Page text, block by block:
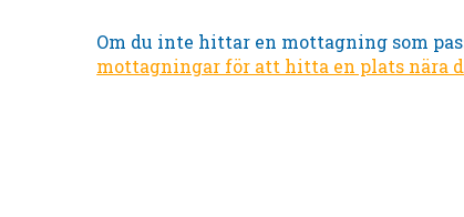
Om du inte hittar en mottagning som
mottagningar för att hitta en plats nära